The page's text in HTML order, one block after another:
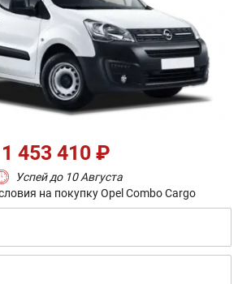
Успей до 10 Августа
1 453 410 ₽
на покупку Opel Combo Cargo